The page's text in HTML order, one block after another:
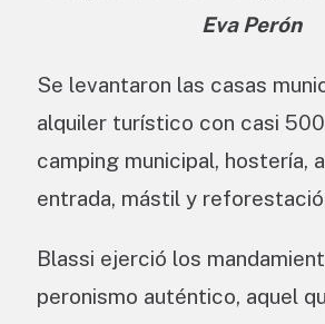
Eva Perón
Se levantaron las casas
alquiler turístico con casi
camping municipal, hostería,
entrada, mástil y
Blassi ejerció los
peronismo auténtico, aquel